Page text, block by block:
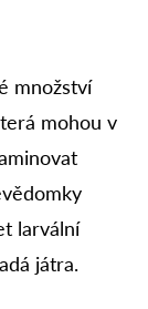
množství
mohou v
larvální
játra.